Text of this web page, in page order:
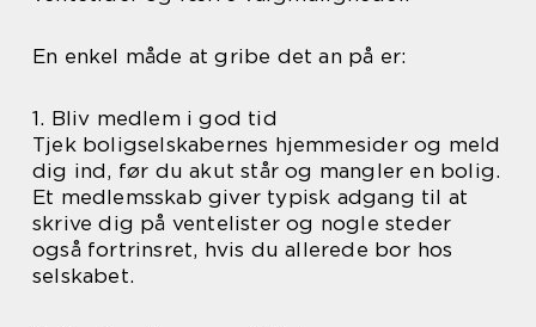
En enkel måde at gribe det an på er:
1. Bliv medlem i god tid
Tjek boligselskabernes hjemmesider og meld
dig ind, før du akut står og mangler en bolig.
Et medlemsskab giver typisk adgang til at
skrive dig på ventelister og nogle steder
også fortrinsret, hvis du allerede bor hos
selskabet.